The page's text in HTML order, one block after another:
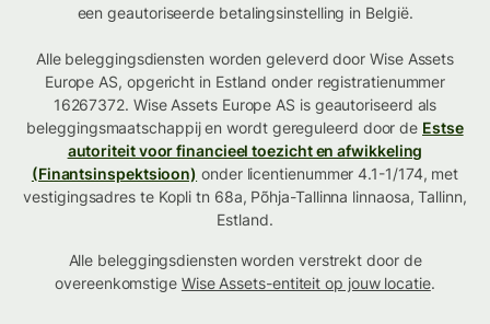
een geautoriseerde betalingsinstelling in België.
Alle beleggingsdiensten worden geleverd door Wise Assets
Europe AS, opgericht in Estland onder registratienummer
16267372. Wise Assets Europe AS is geautoriseerd als
beleggingsmaatschappij en wordt gereguleerd door de Estse
autoriteit voor financieel toezicht en afwikkeling
(Finantsinspektsioon) onder licentienummer 4.1-1/174, met
vestigingsadres te Kopli tn 68a, Põhja-Tallinna linnaosa, Tallinn,
Estland.
Alle beleggingsdiensten worden verstrekt door de
overeenkomstige Wise Assets-entiteit op jouw locatie.